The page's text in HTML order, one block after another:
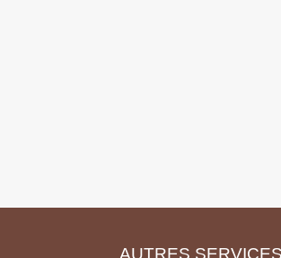
AUTRES SERVICES